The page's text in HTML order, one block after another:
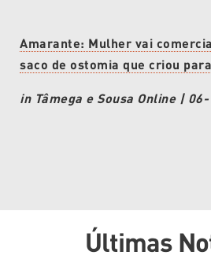
Amarante: Mulher vai
saco de ostomia que criou
in Tâmega e Sousa Online |
Últimas